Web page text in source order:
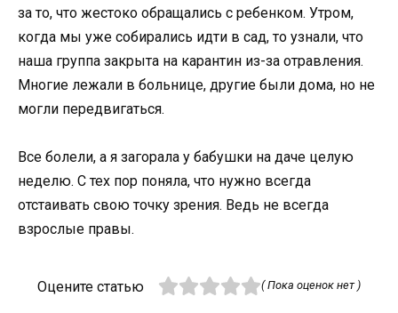
за то, что жестоко обращались с ребенком. Утром,
когда мы уже собирались идти в сад, то узнали, что
наша группа закрыта на карантин из-за отравления.
Многие лежали в больнице, другие были дома, но не
могли передвигаться.
Все болели, а я загорала у бабушки на даче целую
неделю. С тех пор поняла, что нужно всегда
отстаивать свою точку зрения. Ведь не всегда
взрослые правы.
Оцените статью ( Пока оценок нет )